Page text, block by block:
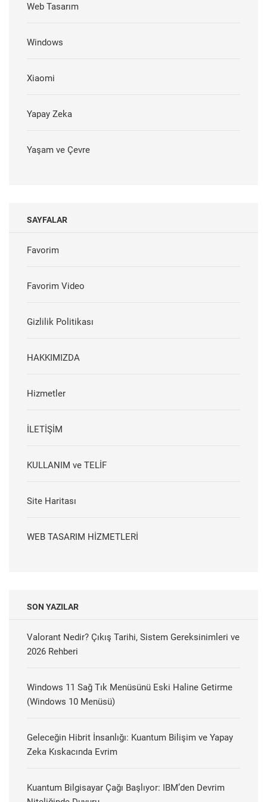
Web Tasarım
Windows
Xiaomi
Yapay Zeka
Yaşam ve Çevre
SAYFALAR
Favorim
Favorim Video
Gizlilik Politikası
HAKKIMIZDA
Hizmetler
İLETİŞİM
KULLANIM ve TELİF
Site Haritası
WEB TASARIM HİZMETLERİ
SON YAZILAR
Valorant Nedir? Çıkış Tarihi, Sistem Gereksinimleri ve
2026 Rehberi
Windows 11 Sağ Tık Menüsünü Eski Haline Getirme
(Windows 10 Menüsü)
Geleceğin Hibrit İnsanlığı: Kuantum Bilişim ve Yapay
Zeka Kıskacında Evrim
Kuantum Bilgisayar Çağı Başlıyor: IBM’den Devrim